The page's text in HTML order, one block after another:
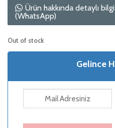
Ürün hakkında detaylı
(WhatsApp)
Out of stock
Gelince